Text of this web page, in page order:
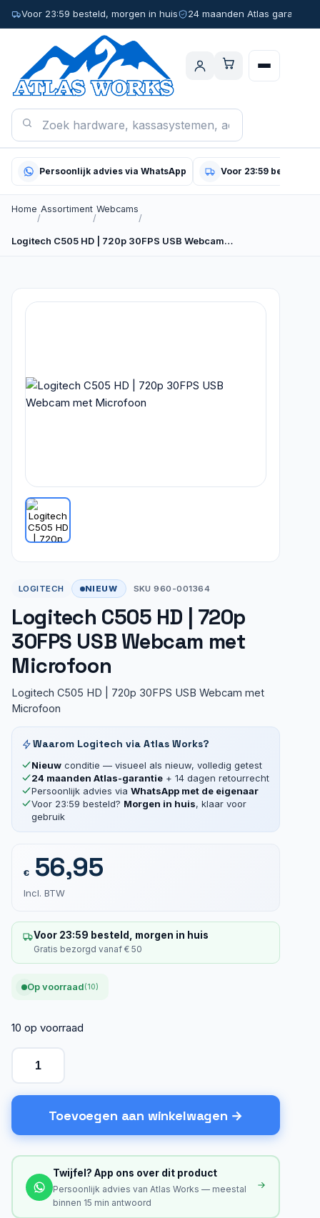
Voor 23:59 besteld, morgen in huis 24 maanden Atlas garantie
Persoonlijk advies via WhatsApp Voor 23:59 besteld,
Home
/
Assortiment
/
Webcams
/
Logitech C505 HD | 720p 30FPS USB Webcam…
LOGITECH NIEUW SKU 960-001364
Logitech C505 HD | 720p
30FPS USB Webcam met
Microfoon
Logitech C505 HD | 720p 30FPS USB Webcam met
Microfoon
Waarom Logitech via Atlas Works?
Nieuw conditie — visueel als nieuw, volledig getest
24 maanden Atlas-garantie + 14 dagen retourrecht
Persoonlijk advies via WhatsApp met de eigenaar
Voor 23:59 besteld? Morgen in huis, klaar voor
gebruik
€56,95
Incl. BTW
Voor 23:59 besteld, morgen in huis
Gratis bezorgd vanaf € 50
Op voorraad(10)
10 op voorraad
Toevoegen aan winkelwagen
Twijfel? App ons over dit product
Persoonlijk advies van Atlas Works — meestal
binnen 15 min antwoord